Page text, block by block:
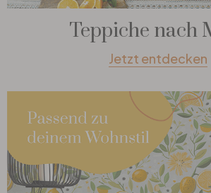
Teppiche nach
Jetzt entdecken